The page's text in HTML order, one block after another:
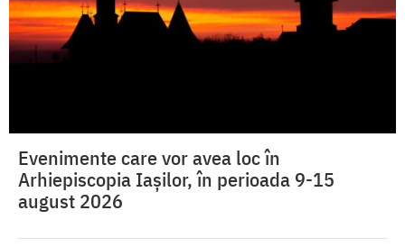
Evenimente care vor avea loc în
Arhiepiscopia Iaşilor, în perioada 9-15
august 2026